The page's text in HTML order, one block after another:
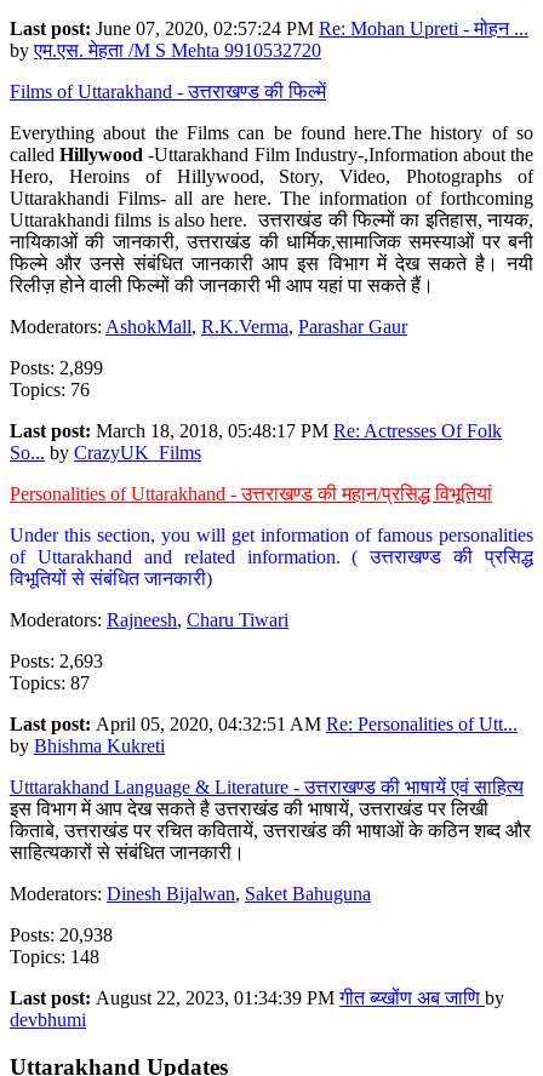
Last post: June 07, 2020, 02:57:24 PM Re: Mohan Upreti - मोहन ...
byएम.एस. मेहता /M S Mehta 9910532720
Films of Uttarakhand - उत्तराखण्ड की फिल्में
Everything about the Films can be found here.The history of so
calledHillywood-Uttarakhand Film Industry-,Information about the
Hero, Heroins of Hillywood, Story, Video, Photographs of
Uttarakhandi Films- all are here. The information of forthcoming
Uttarakhandi films is also here. उत्तराखंड की फिल्मों का इतिहास, नायक,
नायिकाओं की जानकारी, उत्तराखंड की धार्मिक,सामाजिक समस्याओं पर बनी
फिल्मे और उनसे संबंधित जानकारी आप इस विभाग में देख सकते है। नयी
रिलीज़ होने वाली फिल्मों की जानकारी भी आप यहां पा सकते हैं।
Moderators: AshokMall, R.K.Verma, Parashar Gaur
Posts: 2,899
Topics: 76
Last post: March 18, 2018, 05:48:17 PM Re: Actresses Of Folk
So... by CrazyUK_Films
Personalities of Uttarakhand - उत्तराखण्ड की महान/प्रसिद्ध विभूतियां
Under this section, you will get information of famous personalities
of Uttarakhand and related information. ( उत्तराखण्ड की प्रसिद्ध
विभूतियों से संबंधित जानकारी)
Moderators: Rajneesh, Charu Tiwari
Posts: 2,693
Topics: 87
Last post: April 05, 2020, 04:32:51 AM Re: Personalities of Utt...
by Bhishma Kukreti
Utttarakhand Language & Literature - उत्तराखण्ड की भाषायें एवं साहित्य
इस विभाग में आप देख सकते है उत्तराखंड की भाषायें, उत्तराखंड पर लिखी
किताबे, उत्तराखंड पर रचित कवितायें, उत्तराखंड की भाषाओं के कठिन शब्द और
साहित्यकारों से संबंधित जानकारी।
Moderators: Dinesh Bijalwan, Saket Bahuguna
Posts: 20,938
Topics: 148
Last post: August 22, 2023, 01:34:39 PMगीत ब्य्खोंण अब जाणि by
devbhumi
Uttarakhand Updates